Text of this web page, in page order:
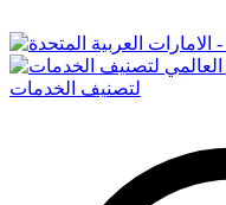
لتصنيف الخدمات